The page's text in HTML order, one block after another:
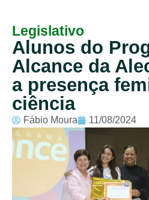
Legislativo
Alunos do
Alcance da
a presença
ciência
Fábio Moura 11/08/2024